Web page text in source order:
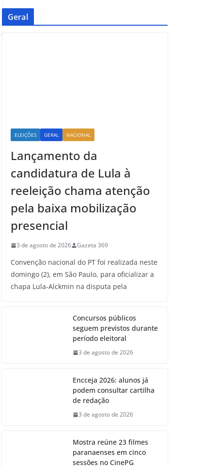
Geral
ELEIÇÕES GERAL NACIONAL
Lançamento da
candidatura de Lula à
reeleição chama atenção
pela baixa mobilização
presencial
3 de agosto de 2026 Gazeta 369
Convenção nacional do PT foi realizada neste
domingo (2), em São Paulo, para oficializar a
chapa Lula-Alckmin na disputa pela
Concursos públicos
seguem previstos durante
período eleitoral
3 de agosto de 2026
Encceja 2026: alunos já
podem consultar cartilha
de redação
3 de agosto de 2026
Mostra reúne 23 filmes
paranaenses em cinco
sessões no CinePG